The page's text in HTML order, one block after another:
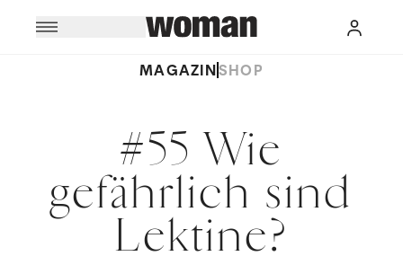
MAGAZINSHOP
#55 Wie
gefährlich sind
Lektine?